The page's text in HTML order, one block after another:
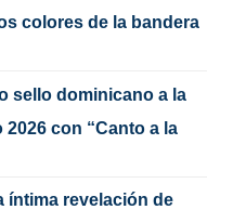
colores de la bandera
sello dominicano a la
con “Canto a la
íntima revelación de